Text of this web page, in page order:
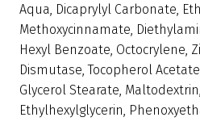
Aqua, Dicaprylyl Carbonate,
Methoxycinnamate,
Hexyl Benzoate, Octocrylene,
Dismutase, Tocopherol
Glycerol Stearate,
Ethylhexylglycerin,